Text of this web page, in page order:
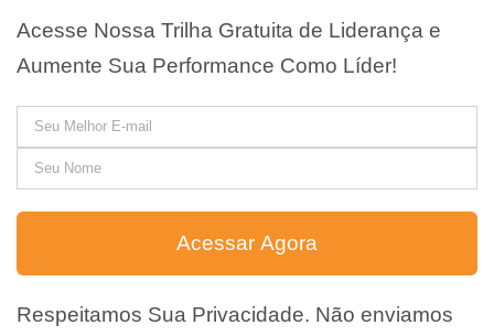
Acesse Nossa Trilha Gratuita de Liderança e
Aumente Sua Performance Como Líder!
Acessar Agora
Respeitamos Sua Privacidade. Não enviamos